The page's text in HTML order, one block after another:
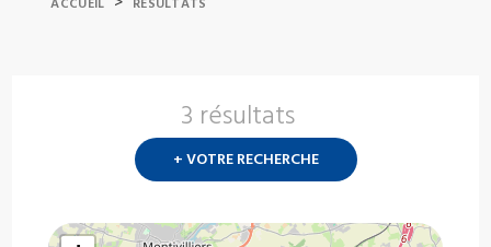
ACCUEIL RESULTATS
3 résultats
+ VOTRE RECHERCHE